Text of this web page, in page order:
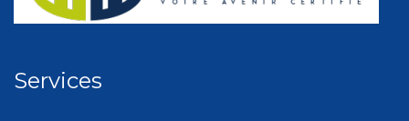
Services